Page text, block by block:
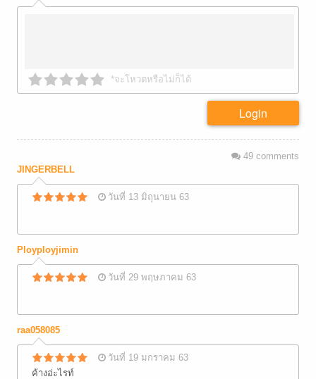
*จะโหวตหรือไม่ก็ได้
Login
49comments
JINGERBELL
วันที่ 13 มิถุนายน 63
Ployployjimin
วันที่ 29 พฤษภาคม 63
raa058085
วันที่ 19 มกราคม 63
ค้างอ่ะไรท์